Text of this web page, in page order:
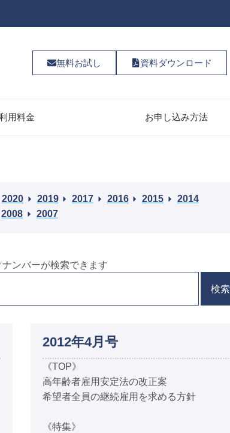
無料お試し 資料ダウンロード
用料金 お申し込み方法
2020 2019 2017 2016 2015
2014
2008 2007
ンバーが検索できます
検索
2012年4月号
《TOP》
高年齢者雇用安定法の改正案
希望者全員の継続雇用を求める方針
《特集》